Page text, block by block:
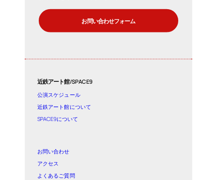
お問い合わせフォーム
近鉄アート館/SPACE9
公演スケジュール
近鉄アート館について
SPACE9について
お問い合わせ
アクセス
よくあるご質問